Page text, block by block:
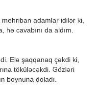
adamlar idilər ki,
hə cavabını da aldım.
Elə şaqqanaq çəkdi ki,
töküləcəkdi. Gözləri
boynuna doladı.